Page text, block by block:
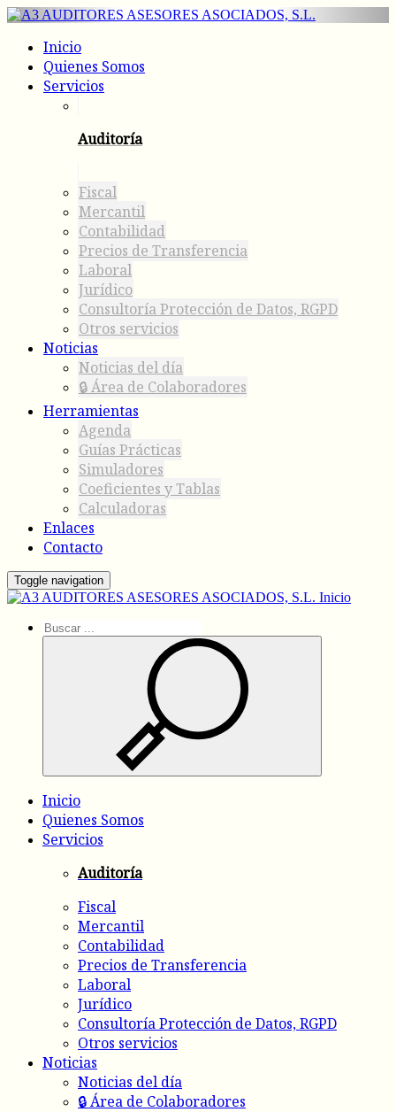
Inicio
Quienes Somos
Servicios
Auditoría
Fiscal
Mercantil
Contabilidad
Precios de Transferencia
Laboral
Jurídico
Consultoría Protección de Datos, RGPD
Otros servicios
Noticias
Noticias del día
🔒 Área de Colaboradores
Herramientas
Agenda
Guías Prácticas
Simuladores
Coeficientes y Tablas
Calculadoras
Enlaces
Contacto
Toggle navigation
Inicio
Inicio
Quienes Somos
Servicios
Auditoría
Fiscal
Mercantil
Contabilidad
Precios de Transferencia
Laboral
Jurídico
Consultoría Protección de Datos, RGPD
Otros servicios
Noticias
Noticias del día
🔒 Área de Colaboradores